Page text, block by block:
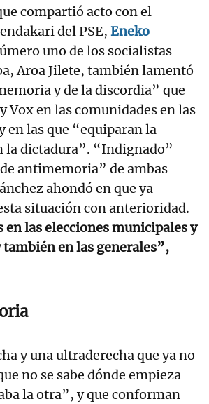
compartió acto con el
del PSE, Eneko
uno de los socialistas
Aroa Jilete, también lamentó
y de la discordia” que
Vox en las comunidades en las
en las que “equiparan la
la dictadura”. “Indignado”
antimemoria” de ambas
ahondó en que ya
situación con anterioridad.
en las elecciones municipales y
en las generales”,
y una ultraderecha que ya no
no se sabe dónde empieza
la otra”, y que conforman